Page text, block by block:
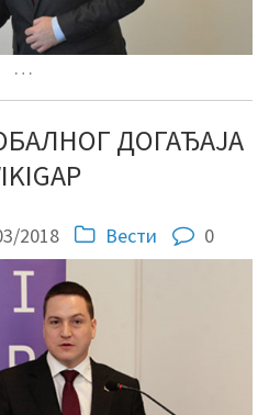
…
ДОГАЂАЈА
2018 Вести 0